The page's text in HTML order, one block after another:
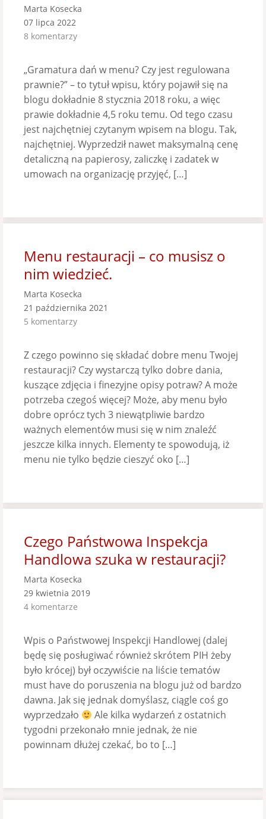
Marta Kosecka
07 lipca 2022
8 komentarzy
„Gramatura dań w menu? Czy jest regulowana
prawnie?” – to tytuł wpisu, który pojawił się na
blogu dokładnie 8 stycznia 2018 roku, a więc
prawie dokładnie 4,5 roku temu. Od tego czasu
jest najchętniej czytanym wpisem na blogu. Tak,
najchętniej. Wyprzedził nawet maksymalną cenę
detaliczną na papierosy, zaliczkę i zadatek w
umowach na organizację przyjęć, […]
Menu restauracji – co musisz o
nim wiedzieć.
Marta Kosecka
21 października 2021
5 komentarzy
Z czego powinno się składać dobre menu Twojej
restauracji? Czy wystarczą tylko dobre dania,
kuszące zdjęcia i finezyjne opisy potraw? A może
potrzeba czegoś więcej? Może, aby menu było
dobre oprócz tych 3 niewątpliwie bardzo
ważnych elementów musi się w nim znaleźć
jeszcze kilka innych. Elementy te spowodują, iż
menu nie tylko będzie cieszyć oko […]
Czego Państwowa Inspekcja
Handlowa szuka w restauracji?
Marta Kosecka
29 kwietnia 2019
4 komentarze
Wpis o Państwowej Inspekcji Handlowej (dalej
będę się posługiwać również skrótem PIH żeby
było krócej) był oczywiście na liście tematów
must have do poruszenia na blogu już od bardzo
dawna. Jak się jednak domyślasz, ciągle coś go
wyprzedzało
Ale kilka wydarzeń z ostatnich
tygodni przekonało mnie jednak, że nie
powinnam dłużej czekać, bo to […]